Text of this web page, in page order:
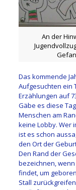
An der
Das kommende
Aufgesuchten ein
Erzählungen auf
Gäbe es diese
Menschen am
keine Lobby. Wer
ist es schon
den Ort der
Den Rand der
bezeichnen,
findet, um
Stall